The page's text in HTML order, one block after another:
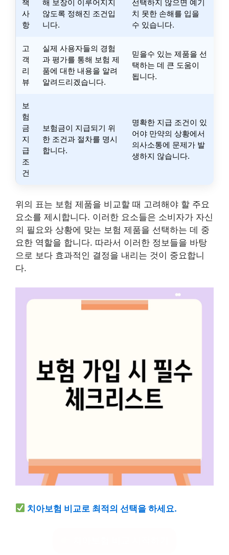
책
사
항
해 보장이 이루어지지
않도록 정해진 조건입
니다.
선택하지 않으면 예기
치 못한 손해를 입을
수 있습니다.
고
객
리
뷰
실제 사용자들의 경험
과 평가를 통해 보험 제
품에 대한 내용을 알려
알려드리겠습니다.
믿을수 있는 제품을 선
택하는 데 큰 도움이
됩니다.
보
험
금
지
급
조
건
보험금이 지급되기 위
한 조건과 절차를 명시
합니다.
명확한 지급 조건이 있
어야 만약의 상황에서
의사소통에 문제가 발
생하지 않습니다.
위의 표는 보험 제품을 비교할 때 고려해야 할 주요
요소를 제시합니다. 이러한 요소들은 소비자가 자신
의 필요와 상황에 맞는 보험 제품을 선택하는 데 중
요한 역할을 합니다. 따라서 이러한 정보들을 바탕
으로 보다 효과적인 결정을 내리는 것이 중요합니
다.
치아보험 비교로 최적의 선택을 하세요.